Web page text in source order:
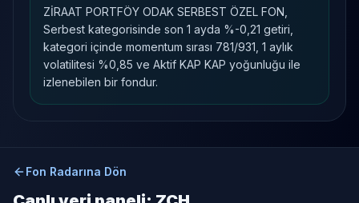
ZİRAAT PORTFÖY ODAK SERBEST ÖZEL FON,
Serbest kategorisinde son 1 ayda %-0,21 getiri,
kategori içinde momentum sırası 781/931, 1 aylık
volatilitesi %0,85 ve Aktif KAP KAP yoğunluğu ile
izlenebilen bir fondur.
Fon Radarına Dön